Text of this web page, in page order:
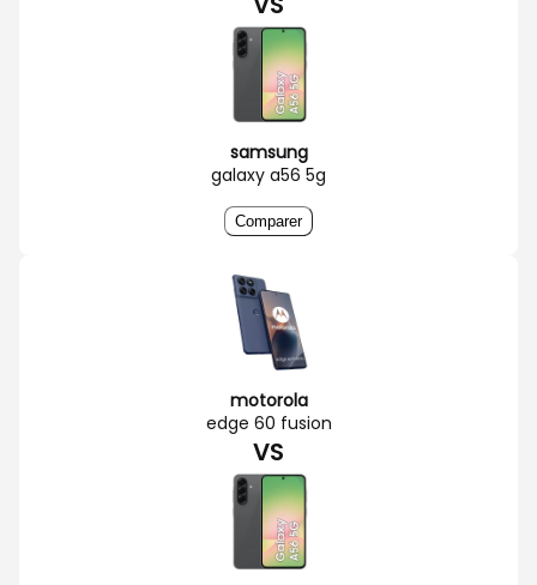
samsung
galaxy a56 5g
Comparer
motorola
edge 60 fusion
VS